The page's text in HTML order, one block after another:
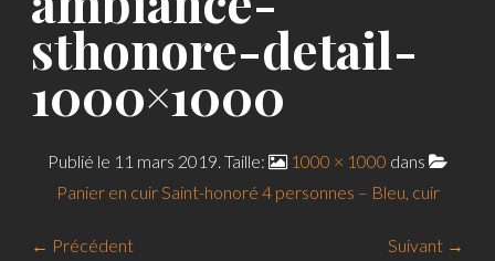
sthonore-detail-
1000×1000
Publié le 11 mars 2019. Taille: 1000 × 1000 dans
Panier en cuir Saint-honoré 4 personnes – Bleu, cuir
← Précédent Suivant →